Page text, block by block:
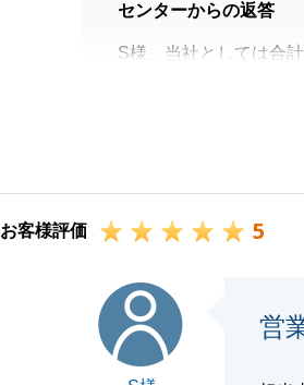
センターからの返答
S様、当社としては合
リフォーム履歴のご共
いただいたお陰様で無
お客様評価 5
営